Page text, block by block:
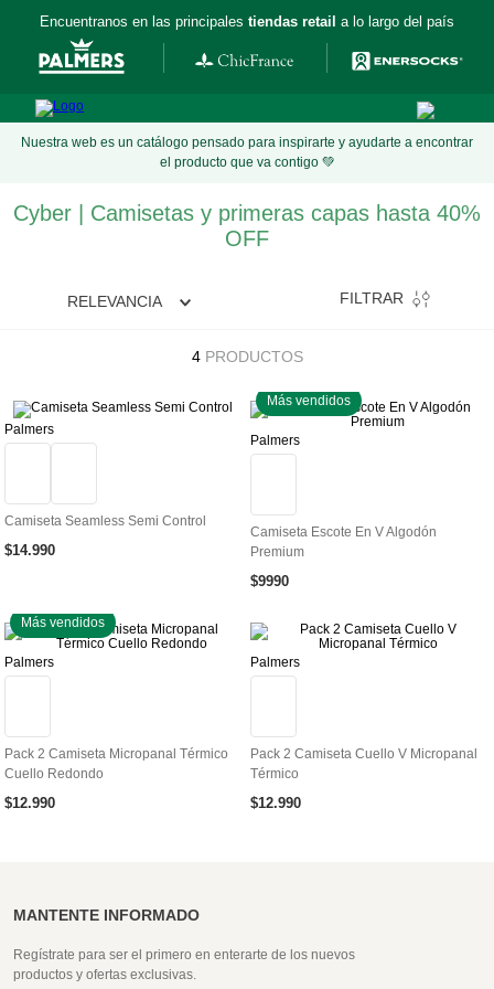
Encuentranos en las principales tiendas retail a lo largo del país
Nuestra web es un catálogo pensado para inspirarte y ayudarte a encontrar
el producto que va contigo 💚
Cyber | Camisetas y primeras capas hasta 40%
OFF
RELEVANCIA FILTRAR
4 PRODUCTOS
Palmers
Camiseta Seamless Semi Control
$14.990
Más vendidos
Palmers
Camiseta Escote En V Algodón
Premium
$9990
Más vendidos
Palmers
Pack 2 Camiseta Micropanal Térmico
Cuello Redondo
$12.990
Palmers
Pack 2 Camiseta Cuello V Micropanal
Térmico
$12.990
MANTENTE INFORMADO
Regístrate para ser el primero en enterarte de los nuevos
productos y ofertas exclusivas.